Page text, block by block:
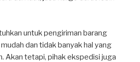
untuk pengiriman barang
dan tidak banyak hal yang
Akan tetapi, pihak ekspedisi juga